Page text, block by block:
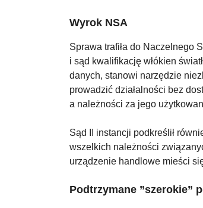
Wyrok NSA
Sprawa trafiła do Naczelnego
i sąd kwalifikację włókien
danych, stanowi narzędzie
prowadzić działalności bez
a należności za jego
Sąd II instancji podkreślił
wszelkich należności
urządzenie handlowe mieści
Podtrzymane ”szerokie”